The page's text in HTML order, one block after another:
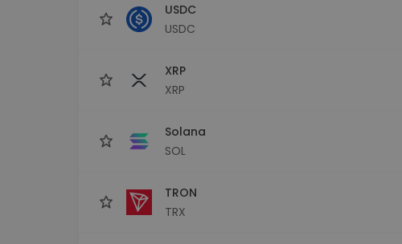
USDC
USDC
XRP
XRP
Solana
SOL
TRON
TRX